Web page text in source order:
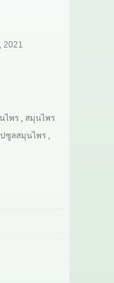
2021
ไพร, สมุนไพร
ซูลสมุนไพร,